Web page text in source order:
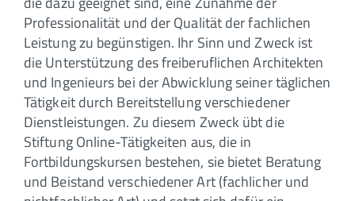
Professionalität und der Qualität der fachlichen
Leistung zu begünstigen. Ihr Sinn und Zweck ist
die Unterstützung des freiberuflichen Architekten
und Ingenieurs bei der Abwicklung seiner täglichen
Tätigkeit durch Bereitstellung verschiedener
Dienstleistungen. Zu diesem Zweck übt die
Stiftung Online-Tätigkeiten aus, die in
Fortbildungskursen bestehen, sie bietet Beratung
und Beistand verschiedener Art (fachlicher und